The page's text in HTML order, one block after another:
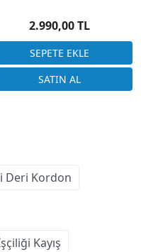
Göndermeniz Gerekli)
2.990,00 TL
Deri Kordon
Kayış